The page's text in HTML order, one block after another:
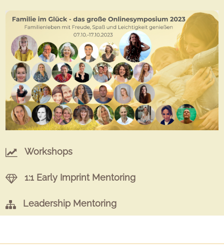
Workshops
1:1 Early Imprint Mentoring
Leadership Mentoring